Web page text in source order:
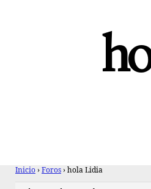
Inicio › Foros › hola Lidia